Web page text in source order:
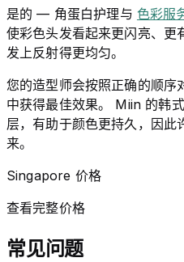
是的 — 角蛋白护理与 色彩服
使彩色头发看起来更闪亮、更
发上反射得更均匀。
您的造型师会按照正确的顺序
中获得最佳效果。 Miin 的韩
层，有助于颜色更持久，因此
来。
Singapore 价格
查看完整价格
常见问题